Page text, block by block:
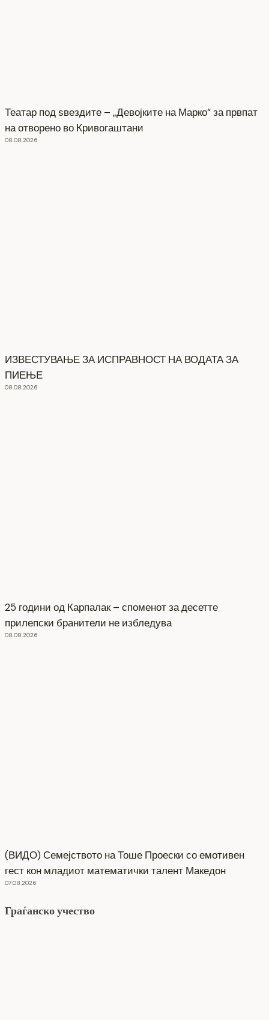
Театар под ѕвездите – „Девојките на Марко“ за првпат
на отворено во Кривогаштани
08.08.2026
ИЗВЕСТУВАЊЕ ЗА ИСПРАВНОСТ НА ВОДАТА ЗА
ПИЕЊЕ
08.08.2026
25 години од Карпалак – споменот за десетте
прилепски бранители не избледува
08.08.2026
(ВИДО) Семејството на Тоше Проески со емотивен
гест кон младиот математички талент Македон
07.08.2026
Граѓанско учество